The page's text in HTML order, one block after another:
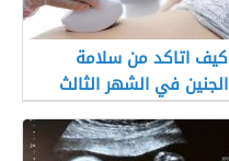
كيف اتاكد من سلامة
الجنين في الشهر الثالث